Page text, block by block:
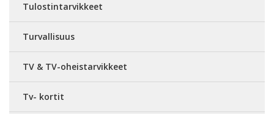
Tulostintarvikkeet
Turvallisuus
TV & TV-oheistarvikkeet
Tv- kortit